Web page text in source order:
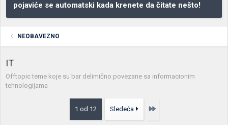
pojaviće se automatski kada krenete da čitate nešto!
NEOBAVEZNO
IT
Offtopic teme koje su bar delimično povezane sa informacionim
tehnologijama
1 od 12 Sledeća Poslednja